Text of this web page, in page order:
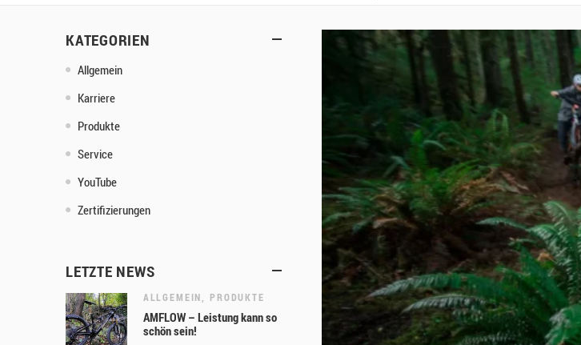
KATEGORIEN
Allgemein
Karriere
Produkte
Service
YouTube
Zertifizierungen
LETZTE NEWS
ALLGEMEIN, PRODUKTE
AMFLOW – Leistung kann so
schön sein!